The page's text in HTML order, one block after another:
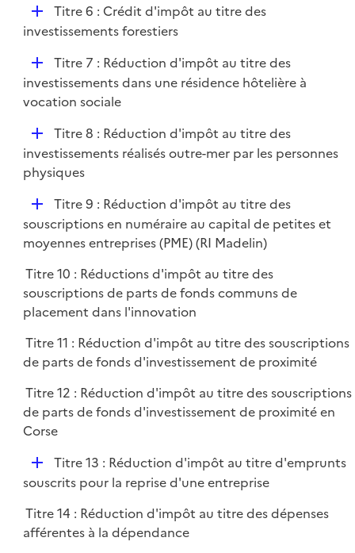
i
D
é
i
e
Titre 6 : Crédit d'impôt au titre des
investissements forestiers
D
é
p
e
r
Titre 7 : Réduction d'impôt au titre des
investissements dans une résidence hôtelière à
vocation sociale
D
é
p
e
r
Titre 8 : Réduction d'impôt au titre des
investissements réalisés outre-mer par les personnes
physiques
D
é
p
i
e
r
Titre 9 : Réduction d'impôt au titre des
souscriptions en numéraire au capital de petites et
moyennes entreprises (PME) (RI Madelin)
Titre 10 : Réductions d'impôt au titre des
souscriptions de parts de fonds communs de
placement dans l'innovation
Titre 11 : Réduction d'impôt au titre des souscriptions
de parts de fonds d'investissement de proximité
Titre 12 : Réduction d'impôt au titre des souscriptions
de parts de fonds d'investissement de proximité en
Corse
D
é
l
i
Titre 13 : Réduction d'impôt au titre d'emprunts
souscrits pour la reprise d'une entreprise
Titre 14 : Réduction d'impôt au titre des dépenses
afférentes à la dépendance